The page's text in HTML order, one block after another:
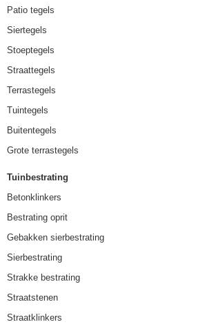
Patio tegels
Siertegels
Stoeptegels
Straattegels
Terrastegels
Tuintegels
Buitentegels
Grote terrastegels
Tuinbestrating
Betonklinkers
Bestrating oprit
Gebakken sierbestrating
Sierbestrating
Strakke bestrating
Straatstenen
Straatklinkers